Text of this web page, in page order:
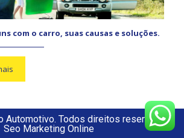
com o carro, suas causas e soluções.
Automotivo. Todos direitos reservados
Seo Marketing Online